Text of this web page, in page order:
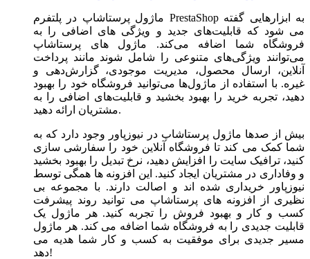
ماژول‌ پرستاشاپ در پلتفرم PrestaShop به ابزارهایی گفته
می شود که قابلیت‌های جدید و ویژگی های اضافی را به
فروشگاه شما اضافه می‌کند. ماژول های پرستاشاپ
می‌توانند ویژگی‌های متنوعی را شامل شوند مانند پرداخت
آنلاین، ارسال محصول، مدیریت موجودی، گزارش‌دهی و
غیره. با استفاده از ماژول‌ها می‌توانید فروشگاه خود را بهبود
دهید، تجربه خرید را بهبود بخشید و قابلیت‌های اضافی را به
مشتریان ارائه دهید.
بیش از صدها ماژول پرستاشاپ در نیوزپاور وجود دارد که به
شما کمک می کند تا فروشگاه آنلاین خود را سفارشی سازی
کنید، ترافیک سایت را افزایش دهید، نرخ تبدیل را بهبود بخشید
و وفاداری در مشتریان ایجاد کنید. این افزونه ها همگی توسط
نیوزپاور خریداری شده اند و اصالت دارند. با مجموعه بی
نظیری از افزونه های پرستاشاپ می توانید روند پیشرفت
کسب و کار و بهبود فروش را تجربه کنید. هر ماژول یک
قابلیت جدیدی را به فروشگاه شما اضافه می کند. هر ماژول
مسیر جدیدی برای موفقیت به کسب و کار شما هدیه می
دهد!